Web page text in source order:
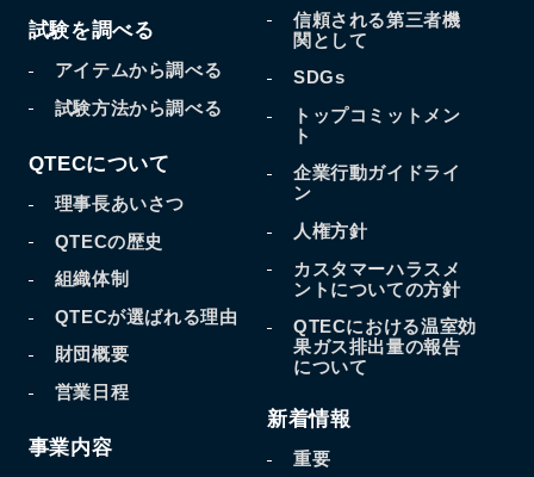
試験を調べる
アイテムから調べる
試験方法から調べる
QTECについて
理事長あいさつ
QTECの歴史
組織体制
QTECが選ばれる理由
財団概要
営業日程
事業内容
信頼される第三者機
関として
SDGs
トップコミットメン
ト
企業行動ガイドライ
ン
人権方針
カスタマーハラスメ
ントについての方針
QTECにおける温室効
果ガス排出量の報告
について
新着情報
重要